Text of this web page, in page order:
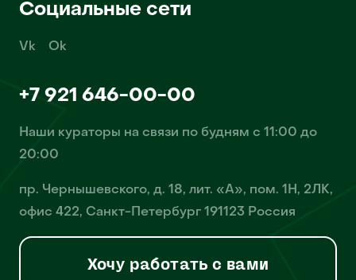
Социальные сети
Vk Ok
+7 921 646-00-00
Наши кураторы на связи по будням с 11:00 до
20:00
пр. Чернышевского, д. 18, лит. «А», пом. 1Н, 2ЛК,
офис 422, Санкт-Петербург 191123 Россия
Хочу работать с вами